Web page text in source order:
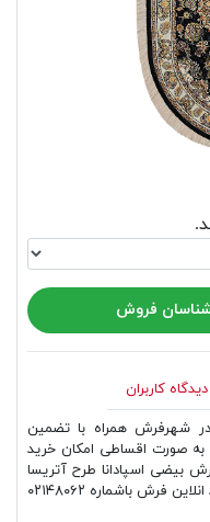
فروش
دیدگاه کاربران
همراه با تضمین
صورت اقساطی امکان خرید
اسپادانا طرح آتریسا
سرمه ای، ۱۲۰۰ شانه تراکم ۳۶۰۰ جهت خرید انلاین فرش باشماره ۰۲۱۴۸۰۶۲